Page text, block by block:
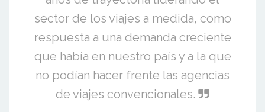
sector de los viajes a medida, como
respuesta a una demanda creciente
que había en nuestro país y a la que
no podían hacer frente las agencias
de viajes convencionales.